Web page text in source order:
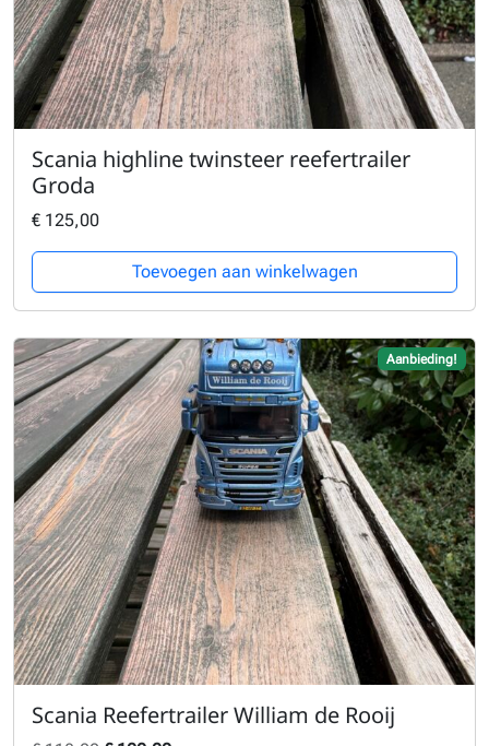
Scania highline twinsteer reefertrailer
Groda
€ 125,00
Toevoegen aan winkelwagen
Aanbieding!
Scania Reefertrailer William de Rooij